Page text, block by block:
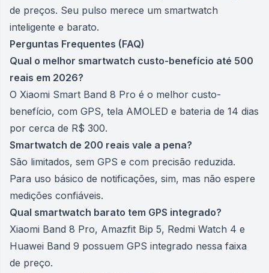
de preços. Seu pulso merece um smartwatch
inteligente e barato.
Perguntas Frequentes (FAQ)
Qual o melhor smartwatch custo-benefício até 500
reais em 2026?
O Xiaomi Smart Band 8 Pro é o melhor custo-
benefício, com GPS, tela AMOLED e bateria de 14 dias
por cerca de R$ 300.
Smartwatch de 200 reais vale a pena?
São limitados, sem GPS e com precisão reduzida.
Para uso básico de notificações, sim, mas não espere
medições confiáveis.
Qual smartwatch barato tem GPS integrado?
Xiaomi Band 8 Pro, Amazfit Bip 5, Redmi Watch 4 e
Huawei Band 9 possuem GPS integrado nessa faixa
de preço.